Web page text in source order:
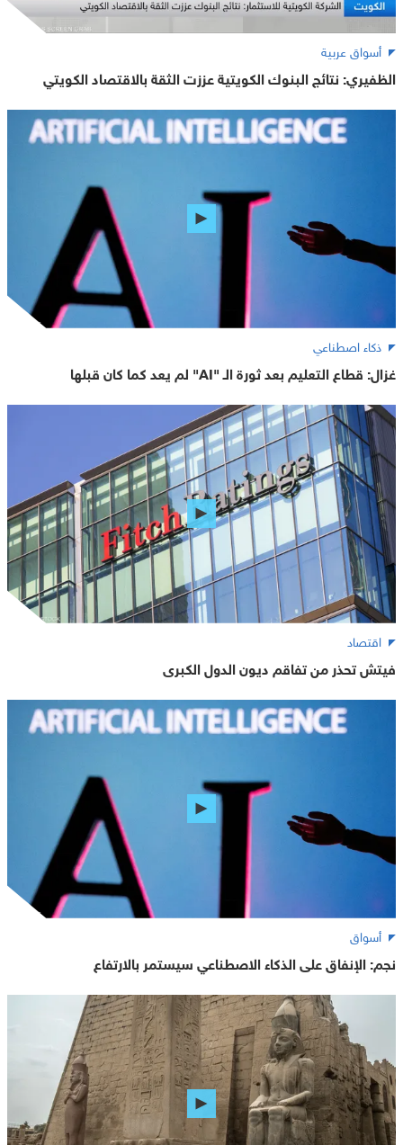
أسواق عربية
الظفيري: نتائج البنوك الكويتية عززت الثقة بالاقتصاد الكويتي
ذكاء اصطناعي
غزال: قطاع التعليم بعد ثورة الـ "AI" لم يعد كما كان قبلها
اقتصاد
فيتش تحذر من تفاقم ديون الدول الكبرى
أسواق
نجم: الإنفاق على الذكاء الاصطناعي سيستمر بالارتفاع